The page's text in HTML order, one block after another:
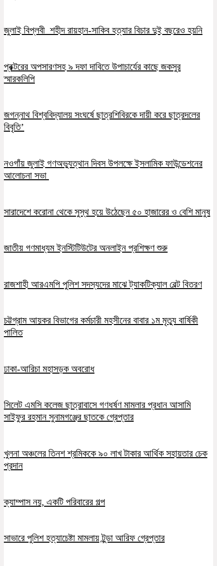
জুলাই বিপ্লবী শহীদ রায়হান-সাকিব হত্যার বিচার দুই বছরেও হয়নি
প্রক্টরের অপসারণসহ ৯ দফা দাবিতে উপাচার্যের কাছে জকসুর
স্মারকলিপি
জগন্নাথ বিশ্ববিদ্যালয় সংঘর্ষে ছাত্রশিবিরকে দায়ী করে ছাত্রদলের
বিবৃতি’
নওগাঁয় জুলাই গণঅভ্যুত্থান দিবস উপলক্ষে ইসলামিক ফাউন্ডেশনের
আলোচনা সভা
সারাদেশে করোনা থেকে সুস্থ হয়ে উঠেছেন ৫০ হাজারের ও বেশি মানুষ
জাতীয় গণমাধ্যম ইনস্টিটিউটের অনলাইন প্রশিক্ষণ শুরু
রাজশাহী আরএমপি পুলিশ সদস্যদের মাঝে ট্যাকটিক্যাল বেল্ট বিতরণ
চট্টগ্রাম আয়কর বিভাগের কর্মচারী মহসীনের বাবার ১ম মৃত্যু বার্ষিকী
পালিত
ঢাকা-আরিচা মহাসড়ক অবরোধ
সিলেট এমসি কলেজ ছাত্রাবাসে গণধর্ষণ মামলার প্রধান আসামি
সাইফুর রহমান সুনামগঞ্জের ছাতকে গ্রেপ্তার
খুলনা অঞ্চলের তিনশ শ্রমিককে ৯০ লাখ টাকার আর্থিক সহায়তার চেক
প্রদান
ক্যাম্পাস নয়, একটি পরিবারের গল্প
সাভারে পুলিশ হত্যাচেষ্টা মামলায় টুন্ডা আরিফ গ্রেপ্তার